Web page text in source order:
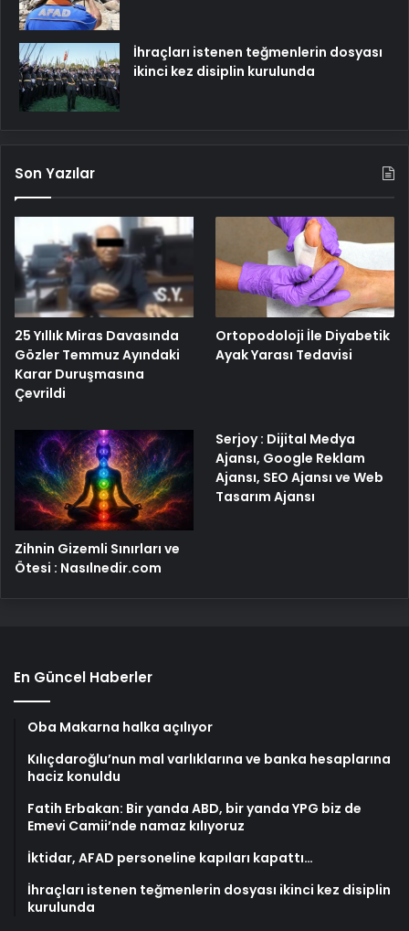
İhraçları istenen teğmenlerin dosyası
ikinci kez disiplin kurulunda
Son Yazılar
25 Yıllık Miras Davasında
Gözler Temmuz Ayındaki
Karar Duruşmasına
Çevrildi
Ortopodoloji İle Diyabetik
Ayak Yarası Tedavisi
Zihnin Gizemli Sınırları ve
Ötesi : Nasılnedir.com
Serjoy : Dijital Medya
Ajansı, Google Reklam
Ajansı, SEO Ajansı ve Web
Tasarım Ajansı
En Güncel Haberler
Oba Makarna halka açılıyor
Kılıçdaroğlu’nun mal varlıklarına ve banka hesaplarına
haciz konuldu
Fatih Erbakan: Bir yanda ABD, bir yanda YPG biz de
Emevi Camii’nde namaz kılıyoruz
İktidar, AFAD personeline kapıları kapattı…
İhraçları istenen teğmenlerin dosyası ikinci kez disiplin
kurulunda